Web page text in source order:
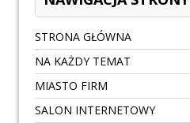
STRONA GŁÓWNA
NA KAŻDY TEMAT
MIASTO FIRM
SALON INTERNETOWY